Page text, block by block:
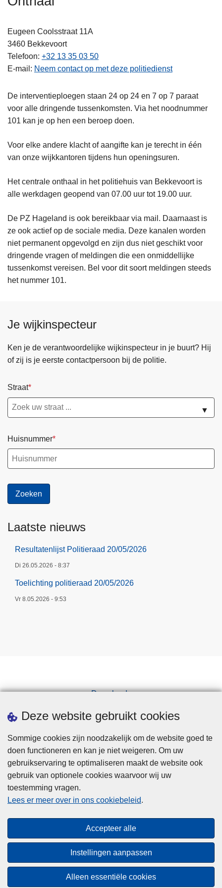
Deze website gebruikt cookies
Sommige cookies zijn noodzakelijk om de website goed te
doen functioneren en kan je niet weigeren. Om uw
gebruikservaring te optimaliseren maakt de website ook
gebruik van optionele cookies waarvoor wij uw
toestemming vragen.
Lees er meer over in ons cookiebeleid.
Accepteer alle
Instellingen aanpassen
Alleen essentiële cookies
Eugeen Coolsstraat 11A
3460 Bekkevoort
Telefoon +32 13 35 03 50
E-mail
Neem contact op met deze politiedienst
De interventieploegen staan 24 op 24 en 7 op 7 paraat
voor alle dringende tussenkomsten. Via het noodnummer
101 kan je op hen een beroep doen.
Voor elke andere klacht of aangifte kan je terecht in één
van onze wijkkantoren tijdens hun openingsuren.
Het centrale onthaal in het politiehuis van Bekkevoort is
alle werkdagen geopend van 07.00 uur tot 19.00 uur.
De PZ Hageland is ook bereikbaar via mail. Daarnaast is
ze ook actief op de sociale media. Deze kanalen worden
niet permanent opgevolgd en zijn dus niet geschikt voor
dringende vragen of meldingen die een onmiddellijke
tussenkomst vereisen. Bel voor dit soort meldingen steeds
het nummer 101.
Je wijkinspecteur
Ken je de verantwoordelijke wijkinspecteur in je buurt? Hij
of zij is je eerste contactpersoon bij de politie.
Straat
▼
Huisnummer
Laatste nieuws
Resultatenlijst Politieraad 20/05/2026
Di 26.05.2026 - 8:37
Toelichting politieraad 20/05/2026
Vr 8.05.2026 - 9:53
Downloads
Pers
Privacy
Toegankelijkheid
© 2026 Politie.be